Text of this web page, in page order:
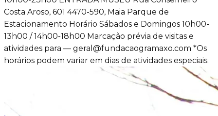
Costa Aroso, 601 4470-590, Maia Parque de
Estacionamento Horário Sábados e Domingos 10h00-
13h00 / 14h00-18h00 Marcação prévia de visitas e
atividades para — geral@fundacaogramaxo.com *Os
horários podem variar em dias de atividades especiais.